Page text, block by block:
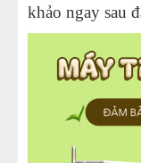
20-Máy đánh
-Máy trộn
Máy trộn
-
Máy trộn
Máy trộn
khảo ngay sau